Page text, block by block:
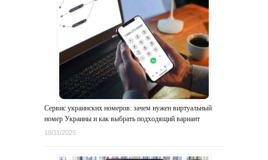
Сервис украинских номеров: зачем нужен виртуальный
номер Украины и как выбрать подходящий вариант
18/11/2025